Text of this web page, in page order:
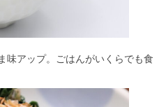
味アップ。ごはんがいくらでも食